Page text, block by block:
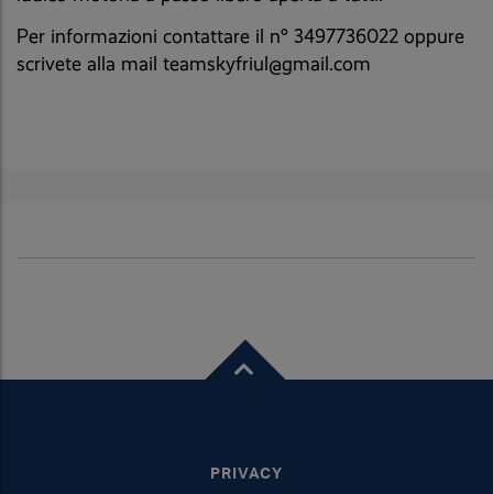
Per informazioni contattare il n° 3497736022 oppure
scrivete alla mail teamskyfriul@gmail.com
PRIVACY